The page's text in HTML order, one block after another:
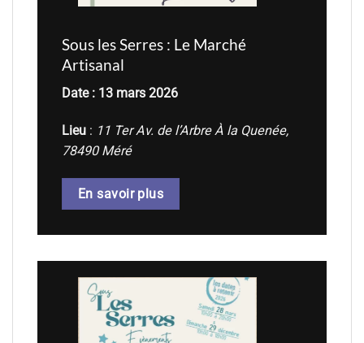
Sous les Serres : Le Marché
Artisanal
Date : 13 mars 2026
Lieu : 11 Ter Av. de l’Arbre À la Quenée,
78490 Méré
En savoir plus